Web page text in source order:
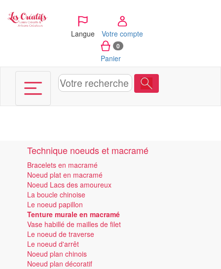
Langue Votre compte
0
Panier
Technique noeuds et macramé
Bracelets en macramé
Noeud plat en macramé
Noeud Lacs des amoureux
La boucle chinoise
Le noeud papillon
Tenture murale en macramé
Vase habillé de mailles de filet
Le noeud de traverse
Le noeud d'arrêt
Noeud plan chinois
Noeud plan décoratif